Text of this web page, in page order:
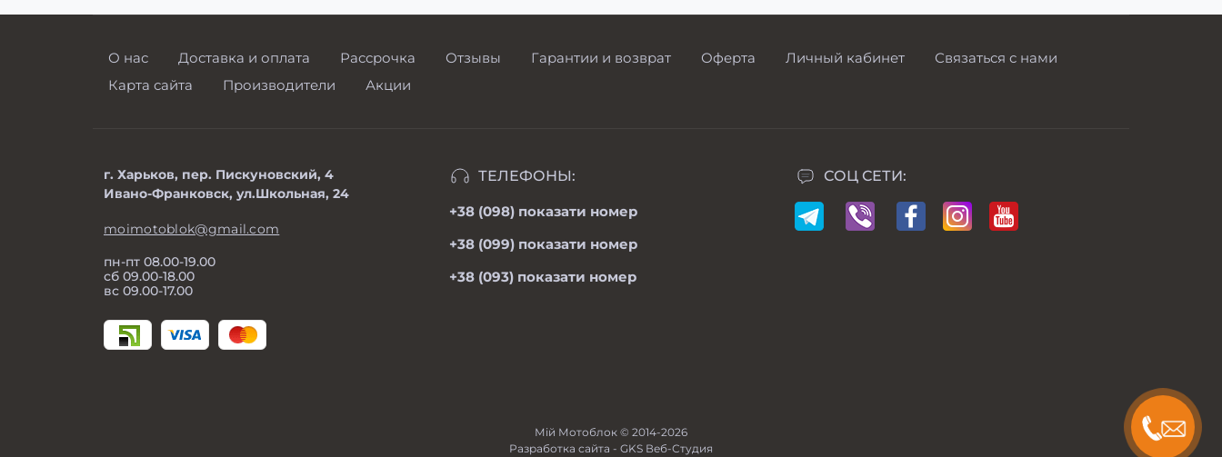
О нас Доставка и оплата Рассрочка Отзывы Гарантии и возврат Оферта Личный кабинет
Связаться с нами
Карта сайта
Производители Акции
г. Харьков, пер. Пискуновский, 4
Ивано-Франковск, ул.Школьная, 24
moimotoblok@gmail.com
пн-пт 08.00-19.00
сб 09.00-18.00
вс 09.00-17.00
ТЕЛЕФОНЫ:
+38 (098) показати номер
+38 (099) показати номер
+38 (093) показати номер
СОЦ СЕТИ:
Мій Мотоблок © 2014-2026
Разработка сайта - GKS Веб-Студия